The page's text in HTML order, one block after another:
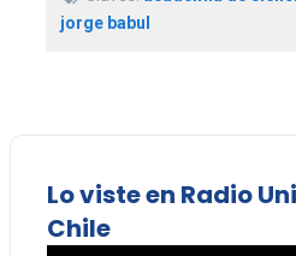
jorge babul
Lo viste en Radio
Chile